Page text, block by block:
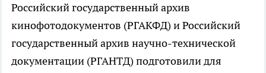
Российский государственный архив
кинофотодокументов (РГАКФД) и Российский
государственный архив научно-технической
документации (РГАНТД) подготовили для